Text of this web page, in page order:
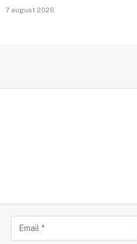
7 august 2026